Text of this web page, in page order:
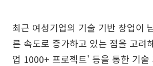
최근 여성기업의 기술 기반 창업이
른 속도로 증가하고 있는 점을 고려
업 1000+ 프로젝트' 등을 통한 기술